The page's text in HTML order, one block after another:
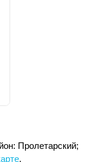
Пролетарский;
.